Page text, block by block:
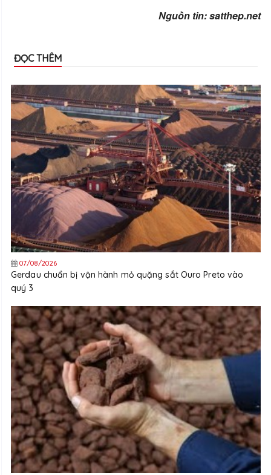
Nguồn tin: satthep.net
ĐỌC THÊM
07/08/2026
Gerdau chuẩn bị vận hành mỏ quặng sắt Ouro Preto vào
quý 3